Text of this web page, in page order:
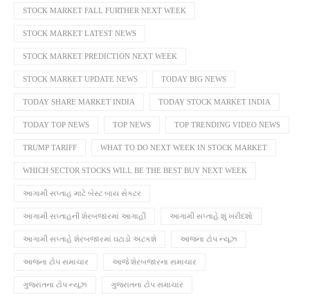
STOCK MARKET FALL FURTHER NEXT WEEK
STOCK MARKET LATEST NEWS
STOCK MARKET PREDICTION NEXT WEEK
STOCK MARKET UPDATE NEWS TODAY BIG NEWS
TODAY SHARE MARKET INDIA TODAY STOCK MARKET INDIA
TODAY TOP NEWS TOP NEWS TOP TRENDING VIDEO NEWS
TRUMP TARIFF WHAT TO DO NEXT WEEK IN STOCK MARKET
WHICH SECTOR STOCKS WILL BE THE BEST BUY NEXT WEEK
આગામી સપ્તાહ માટે બેસ્ટ બાય સેકટર
આગામી સપ્તાહની શેરબજારમાં આગાહી આગામી સપ્તાહે શું ખરીદશો
આગામી સપ્તાહે શેરબજારમાં ઘટાડો અટકશે આજના ટોપ ન્યૂઝ
આજના ટોપ સમાચાર આજે શેરબજારના સમાચાર
ગુજરાતના ટોપ ન્યૂઝ ગુજરાતના ટોપ સમાચાર